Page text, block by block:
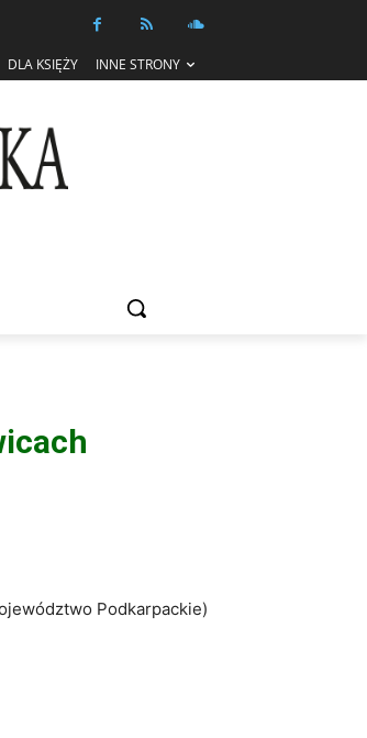
DLA KSIĘŻY INNE STRONY
Podkarpackie)